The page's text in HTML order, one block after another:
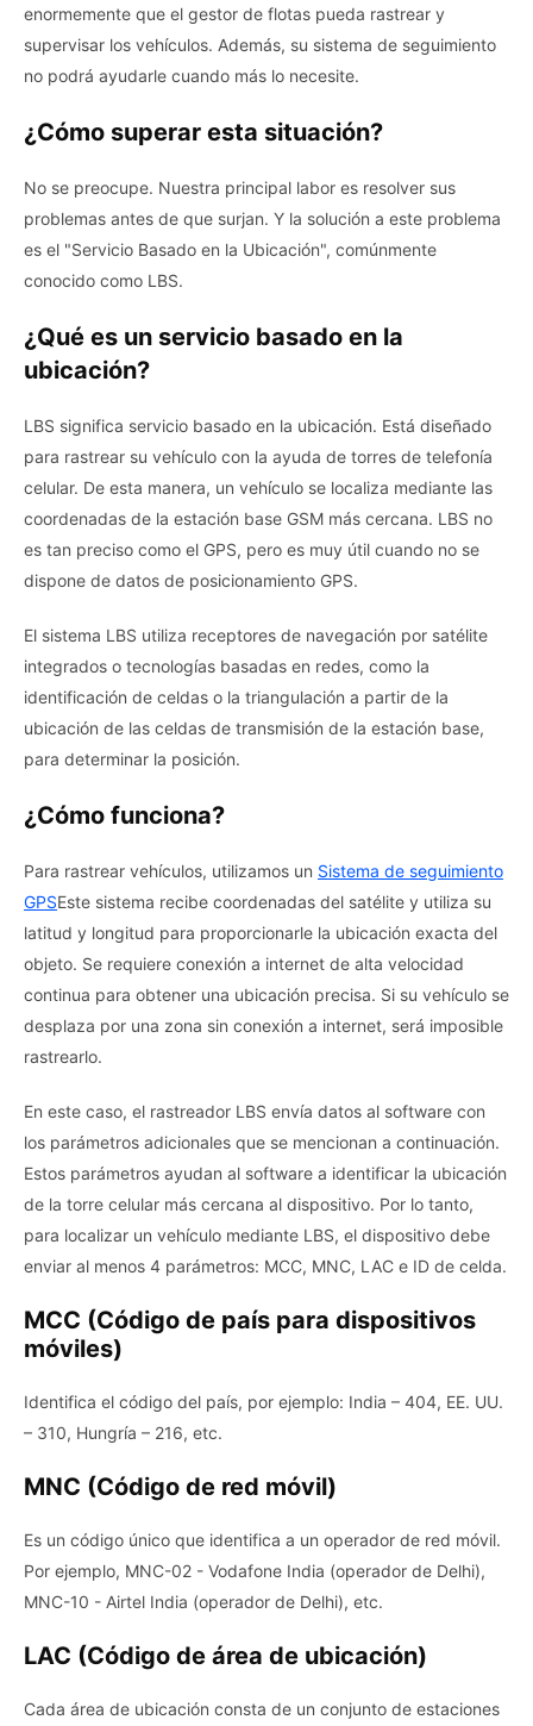
enormemente que el gestor de flotas pueda rastrear y
supervisar los vehículos. Además, su sistema de seguimiento
no podrá ayudarle cuando más lo necesite.
¿Cómo superar esta situación?
No se preocupe. Nuestra principal labor es resolver sus
problemas antes de que surjan. Y la solución a este problema
es el "Servicio Basado en la Ubicación", comúnmente
conocido como LBS.
¿Qué es un servicio basado en la
ubicación?
LBS significa servicio basado en la ubicación. Está diseñado
para rastrear su vehículo con la ayuda de torres de telefonía
celular. De esta manera, un vehículo se localiza mediante las
coordenadas de la estación base GSM más cercana. LBS no
es tan preciso como el GPS, pero es muy útil cuando no se
dispone de datos de posicionamiento GPS.
El sistema LBS utiliza receptores de navegación por satélite
integrados o tecnologías basadas en redes, como la
identificación de celdas o la triangulación a partir de la
ubicación de las celdas de transmisión de la estación base,
para determinar la posición.
¿Cómo funciona?
Para rastrear vehículos, utilizamos un Sistema de seguimiento
GPSEste sistema recibe coordenadas del satélite y utiliza su
latitud y longitud para proporcionarle la ubicación exacta del
objeto. Se requiere conexión a internet de alta velocidad
continua para obtener una ubicación precisa. Si su vehículo se
desplaza por una zona sin conexión a internet, será imposible
rastrearlo.
En este caso, el rastreador LBS envía datos al software con
los parámetros adicionales que se mencionan a continuación.
Estos parámetros ayudan al software a identificar la ubicación
de la torre celular más cercana al dispositivo. Por lo tanto,
para localizar un vehículo mediante LBS, el dispositivo debe
enviar al menos 4 parámetros: MCC, MNC, LAC e ID de celda.
MCC (Código de país para dispositivos
móviles)
Identifica el código del país, por ejemplo: India – 404, EE. UU.
– 310, Hungría – 216, etc.
MNC (Código de red móvil)
Es un código único que identifica a un operador de red móvil.
Por ejemplo, MNC-02 - Vodafone India (operador de Delhi),
MNC-10 - Airtel India (operador de Delhi), etc.
LAC (Código de área de ubicación)
Cada área de ubicación consta de un conjunto de estaciones